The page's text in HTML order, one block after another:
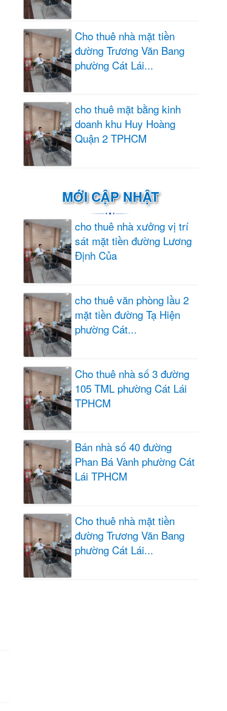
Cho thuê nhà mặt tiền
đường Trương Văn Bang
phường Cát Lái...
cho thuê mặt bằng kinh
doanh khu Huy Hoàng
Quận 2 TPHCM
MỚI CẬP NHẬT
cho thuê nhà xưởng vị trí
sát mặt tiền đường Lương
Định Của
cho thuê văn phòng lầu 2
mặt tiền đường Tạ Hiện
phường Cát...
Cho thuê nhà số 3 đường
105 TML phường Cát Lái
TPHCM
Bán nhà số 40 đường
Phan Bá Vành phường Cát
Lái TPHCM
Cho thuê nhà mặt tiền
đường Trương Văn Bang
phường Cát Lái...